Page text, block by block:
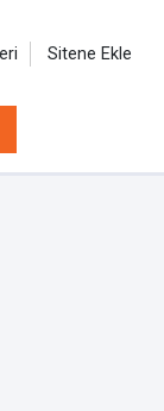
Sitene Ekle